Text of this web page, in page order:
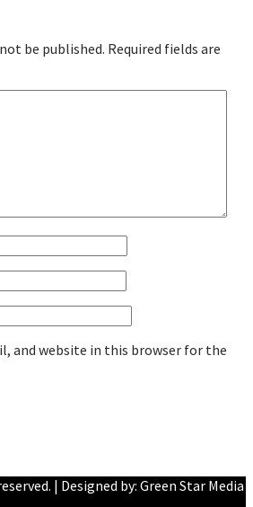
be published. Required fields are
and website in this browser for the
| Designed by: Green Star Media